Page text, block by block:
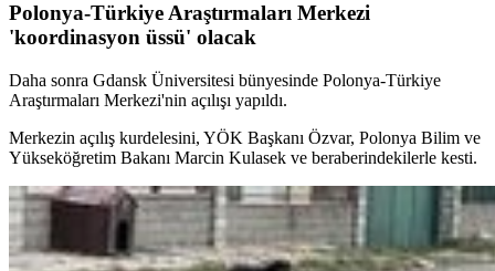
Polonya-Türkiye Araştırmaları Merkezi
'koordinasyon üssü' olacak
Daha sonra Gdansk Üniversitesi bünyesinde Polonya-Türkiye
Araştırmaları Merkezi'nin açılışı yapıldı.
Merkezin açılış kurdelesini, YÖK Başkanı Özvar, Polonya Bilim ve
Yükseköğretim Bakanı Marcin Kulasek ve beraberindekilerle kesti.